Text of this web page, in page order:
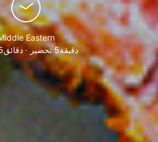
Eastern
دقيقة5 تحضير · دقائق25 طهي